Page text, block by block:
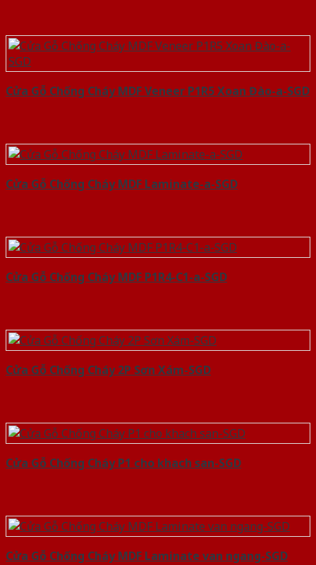
Cửa Gỗ Chống Cháy MDF Veneer P1R5 Xoan Đào-a-SGD
Cửa Gỗ Chống Cháy MDF Laminate-a-SGD
Cửa Gỗ Chống Cháy MDF P1R4-C1-a-SGD
Cửa Gỗ Chống Cháy 2P Sơn Xám-SGD
Cửa Gỗ Chống Cháy P1 cho khach san-SGD
Cửa Gỗ Chống Cháy MDF Laminate van ngang-SGD